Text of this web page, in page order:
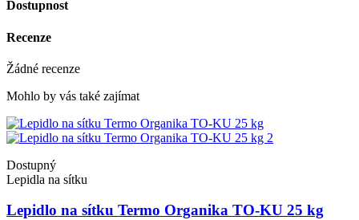
Dostupnost
Recenze
Žádné recenze
Mohlo by vás také zajímat
Dostupný
Lepidla na sítku
Lepidlo na sítku Termo Organika TO-KU 25 kg